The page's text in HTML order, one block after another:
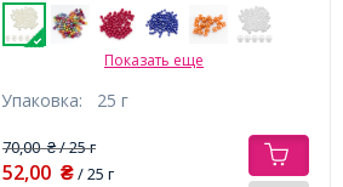
Показать еще
Упаковка: 25 г
70,00₴/ 25 г
52,00 ₴/ 25 г